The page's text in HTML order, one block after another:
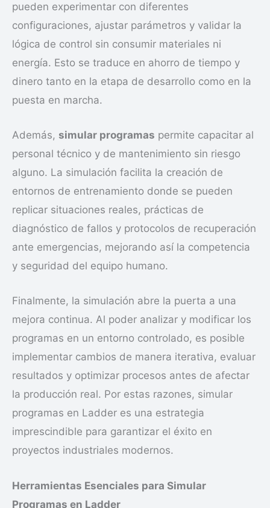
pueden experimentar con diferentes
configuraciones, ajustar parámetros y validar la
lógica de control sin consumir materiales ni
energía. Esto se traduce en ahorro de tiempo y
dinero tanto en la etapa de desarrollo como en la
puesta en marcha.
Además, simular programas permite capacitar al
personal técnico y de mantenimiento sin riesgo
alguno. La simulación facilita la creación de
entornos de entrenamiento donde se pueden
replicar situaciones reales, prácticas de
diagnóstico de fallos y protocolos de recuperación
ante emergencias, mejorando así la competencia
y seguridad del equipo humano.
Finalmente, la simulación abre la puerta a una
mejora continua. Al poder analizar y modificar los
programas en un entorno controlado, es posible
implementar cambios de manera iterativa, evaluar
resultados y optimizar procesos antes de afectar
la producción real. Por estas razones, simular
programas en Ladder es una estrategia
imprescindible para garantizar el éxito en
proyectos industriales modernos.
Herramientas Esenciales para Simular
Programas en Ladder